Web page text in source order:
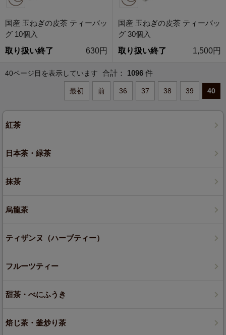
国産 玉ねぎの皮茶 ティーバッ
グ 10個入
取り扱い終了
630円
国産 玉ねぎの皮茶 ティーバッ
グ 30個入
取り扱い終了
1,500円
40ページ目を表示しています 合計： 1096 件
最初 前 36 37 38 39 40
紅茶
日本茶・緑茶
抹茶
烏龍茶
ティザンヌ（ハーブティー）
フルーツティー
甜茶・べにふうき
焙じ茶・釜炒り茶